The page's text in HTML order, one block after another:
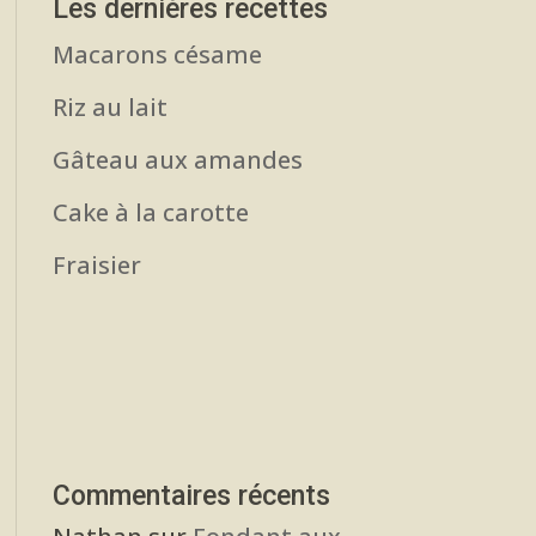
Les dernières recettes
Macarons césame
Riz au lait
Gâteau aux amandes
Cake à la carotte
Fraisier
Commentaires récents